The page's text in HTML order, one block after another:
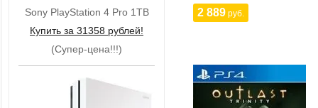
Sony PlayStation 4 Pro 1TB
Купить за 31358 рублей!
(Супер-цена!!!)
2 889 руб.